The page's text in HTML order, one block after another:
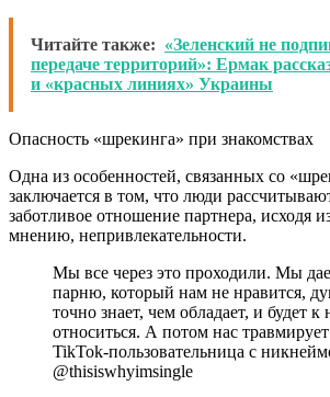
Читайте также: «Зеленский не
передаче территорий»: Ермак
и «красных линиях» Украины
Опасность «шрекинга» при знакомствах
Одна из особенностей, связанных со
заключается в том, что люди
заботливое отношение партнера, исходя
мнению, непривлекательности.
Мы все через это проходили. Мы
парню, который нам не нравится,
точно знает, чем обладает, и будет
относиться. А потом нас
TikTok-пользовательница с
@thisiswhyimsingle